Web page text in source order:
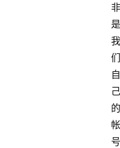
非
是
我
们
自
己
的
帐
号